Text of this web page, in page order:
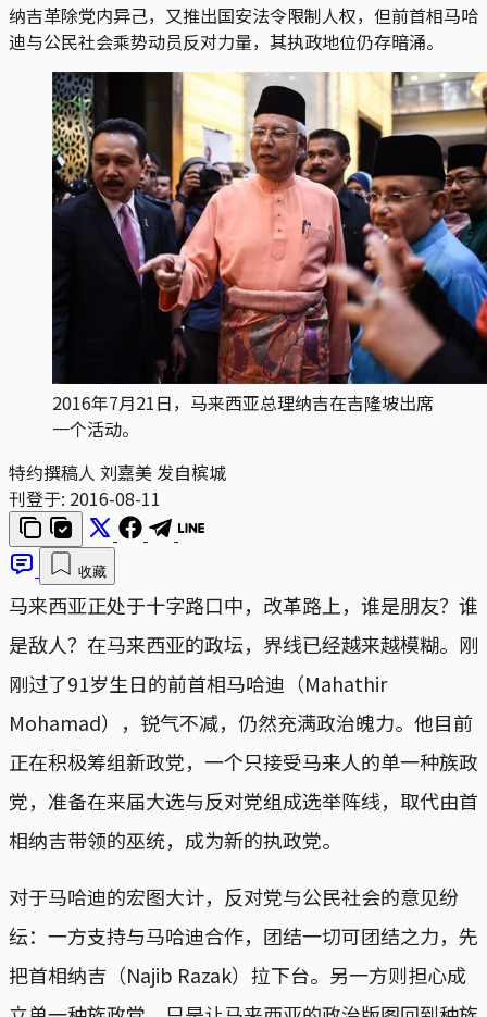
纳吉革除党内异己，又推出国安法令限制人权，但前首相马哈
迪与公民社会乘势动员反对力量，其执政地位仍存暗涌。
2016年7月21日，马来西亚总理纳吉在吉隆坡出席
一个活动。
特约撰稿人 刘嘉美 发自槟城
刊登于: 2016-08-11
收藏
马来西亚正处于十字路口中，改革路上，谁是朋友？谁
是敌人？在马来西亚的政坛，界线已经越来越模糊。刚
刚过了91岁生日的前首相马哈迪（Mahathir
Mohamad），锐气不减，仍然充满政治魄力。他目前
正在积极筹组新政党，一个只接受马来人的单一种族政
党，准备在来届大选与反对党组成选举阵线，取代由首
相纳吉带领的巫统，成为新的执政党。
对于马哈迪的宏图大计，反对党与公民社会的意见纷
纭：一方支持与马哈迪合作，团结一切可团结之力，先
把首相纳吉（Najib Razak）拉下台。另一方则担心成